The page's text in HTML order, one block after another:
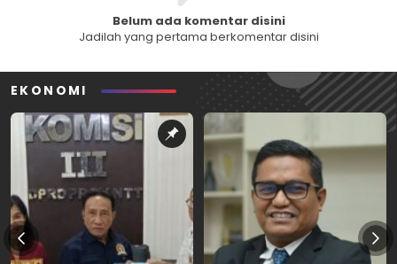
Belum ada komentar disini
Jadilah yang pertama berkomentar disini
EKONOMI